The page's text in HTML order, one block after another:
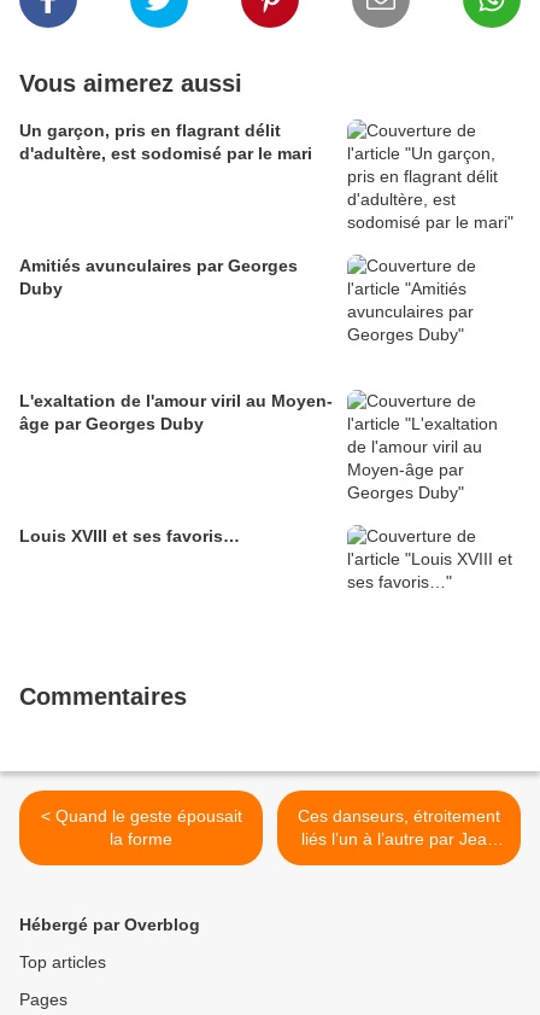
Vous aimerez aussi
Un garçon, pris en flagrant délit
d'adultère, est sodomisé par le mari
Amitiés avunculaires par Georges
Duby
L'exaltation de l'amour viril au Moyen-
âge par Georges Duby
Louis XVIII et ses favoris…
Commentaires
< Quand le geste épousait
la forme
Ces danseurs, étroitement
liés l’un à l’autre par Jean
Lorrain >
Hébergé par Overblog
Top articles
Pages